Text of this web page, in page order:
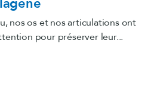
nos os et nos articulations ont
pour préserver leur...